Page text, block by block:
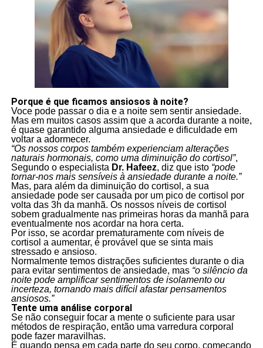
Porque é que ficamos ansiosos à noite?
Voce pode passar o dia e a noite sem sentir ansiedade.
Mas em muitos casos assim que a acorda durante a noite,
é quase garantido alguma ansiedade e dificuldade em
voltar a adormecer.
“Os nossos corpos também experienciam alterações
naturais hormonais, como uma diminuição do cortisol”,
Segundo o especialista Dr. Hafeez, diz que isto “pode
tornar-nos mais sensíveis à ansiedade durante a noite.”
Mas, para além da diminuição do cortisol, a sua
ansiedade pode ser causada por um pico de cortisol por
volta das 3h da manhã. Os nossos níveis de cortisol
sobem gradualmente nas primeiras horas da manhã para
eventualmente nos acordar na hora certa.
Por isso, se acordar prematuramente com níveis de
cortisol a aumentar, é provável que se sinta mais
stressado e ansioso.
Normalmente temos distrações suficientes durante o dia
para evitar sentimentos de ansiedade, mas “o silêncio da
noite pode amplificar sentimentos de isolamento ou
incerteza, tornando mais difícil afastar pensamentos
ansiosos.”
Tente uma análise corporal
Se não conseguir focar a mente o suficiente para usar
métodos de respiração, então uma varredura corporal
pode fazer maravilhas.
É quando pensa em cada parte do seu corpo, começando